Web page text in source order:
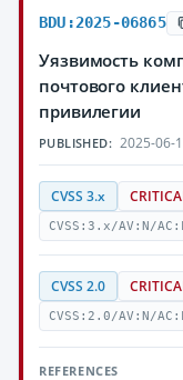
BDU:2025-06865
Уязвимость
почтового
привилегии
PUBLISHED: 2025-06-
CVSS 3.x
CVSS:3.x/AV:N/
CVSS 2.0
CVSS:2.0/AV:N/
REFERENCES